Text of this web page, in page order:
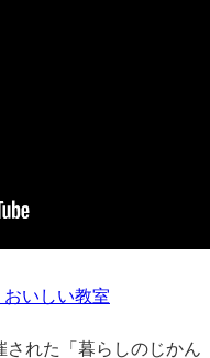
おいしい教室
された「暮らしのじかん